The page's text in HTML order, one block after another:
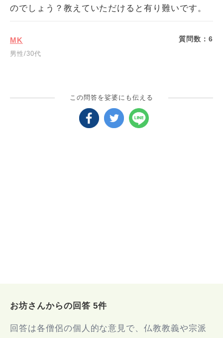
のでしょう？教えていただけると有り難いです。
MK
男性/30代
質問数：6
この問答を娑婆にも伝える
お坊さんからの回答 5件
回答は各僧侶の個人的な意見で、仏教教義や宗派